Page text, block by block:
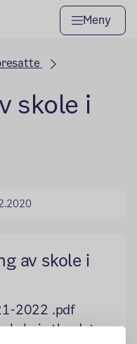
Meny
skole i
av skole i
2022 .pdf
skole i utlandet